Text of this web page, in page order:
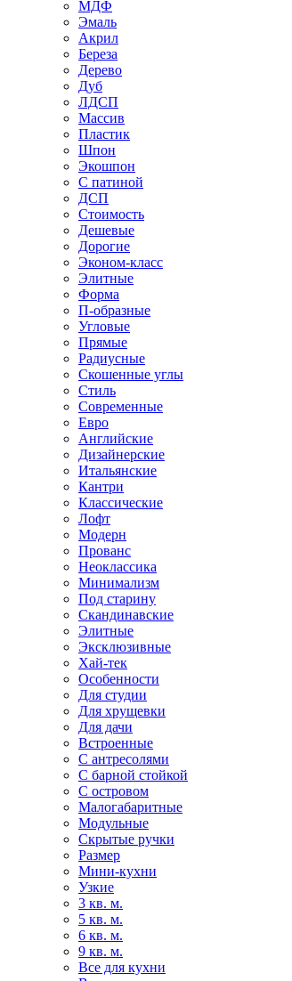
МДФ
Эмаль
Акрил
Береза
Дерево
Дуб
ЛДСП
Массив
Пластик
Шпон
Экошпон
С патиной
ДСП
Стоимость
Дешевые
Дорогие
Эконом-класс
Элитные
Форма
П-образные
Угловые
Прямые
Радиусные
Скошенные углы
Стиль
Современные
Евро
Английские
Дизайнерские
Итальянские
Кантри
Классические
Лофт
Модерн
Прованс
Неоклассика
Минимализм
Под старину
Скандинавские
Элитные
Эксклюзивные
Хай-тек
Особенности
Для студии
Для хрущевки
Для дачи
Встроенные
С антресолями
С барной стойкой
С островом
Малогабаритные
Модульные
Скрытые ручки
Размер
Мини-кухни
Узкие
3 кв. м.
5 кв. м.
6 кв. м.
9 кв. м.
Все для кухни